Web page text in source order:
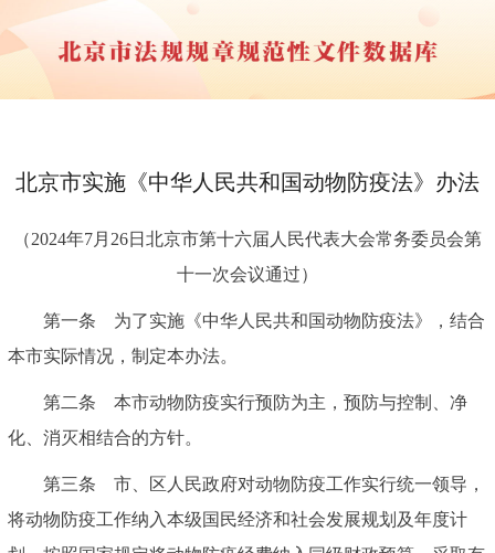
北京市实施《中华人民共和国动物防疫法》办法
（2024年7月26日北京市第十六届人民代表大会常务委员会第
十一次会议通过）
第一条 为了实施《中华人民共和国动物防疫法》，结合
本市实际情况，制定本办法。
第二条 本市动物防疫实行预防为主，预防与控制、净
化、消灭相结合的方针。
第三条 市、区人民政府对动物防疫工作实行统一领导，
将动物防疫工作纳入本级国民经济和社会发展规划及年度计